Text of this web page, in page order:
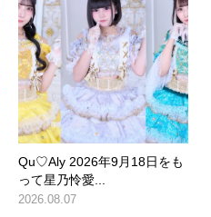
Qu♡Aly 2026年9月18日をも
って星乃怜愛...
2026.08.07